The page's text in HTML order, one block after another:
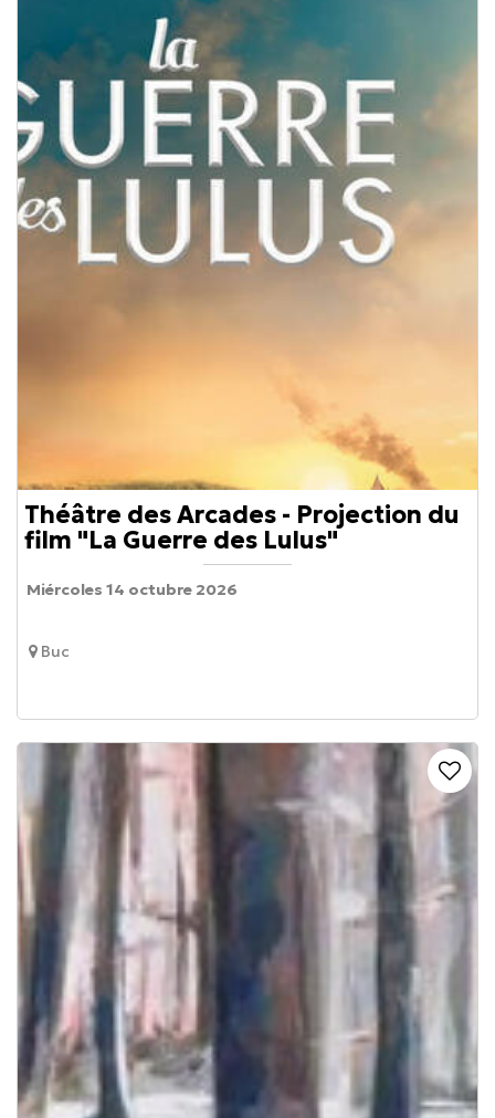
Théâtre des Arcades - Projection du
film "La Guerre des Lulus"
Buc
Miércoles 14 octubre 2026